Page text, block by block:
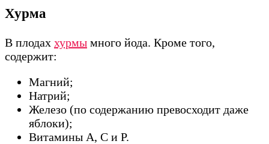
Хурма
В плодах хурмы много йода. Кроме того,
содержит:
Магний;
Натрий;
Железо (по содержанию превосходит даже
яблоки);
Витамины А, С и Р.